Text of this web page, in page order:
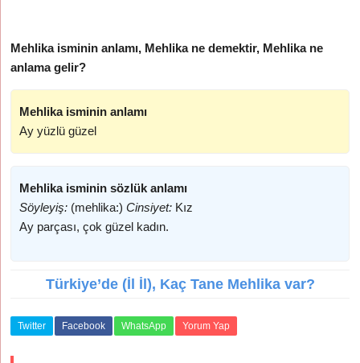
Mehlika isminin anlamı, Mehlika ne demektir, Mehlika ne
anlama gelir?
Mehlika isminin anlamı
Ay yüzlü güzel
Mehlika isminin sözlük anlamı
Söyleyiş: (mehlika:)Cinsiyet: Kız
Ay parçası, çok güzel kadın.
Türkiye’de (İl İl), Kaç Tane Mehlika var?
Twitter Facebook WhatsApp Yorum Yap